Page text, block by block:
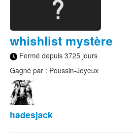
whishlist mystère
Fermé depuis 3725 jours
Gagné par : Poussin-Joyeux
hadesjack